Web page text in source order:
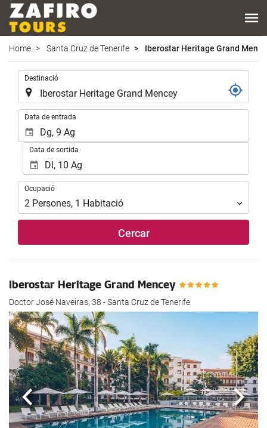
Home Santa Cruz de Tenerife Iberostar Heritage Grand
Destinació
Data de entrada
Data de sortida
Ocupació
Ocupació
2 Persones, 1 Habitació
Cercar
Iberostar Heritage Grand Mencey
Doctor José Naveiras, 38 - Santa Cruz de Tenerife
Anterior